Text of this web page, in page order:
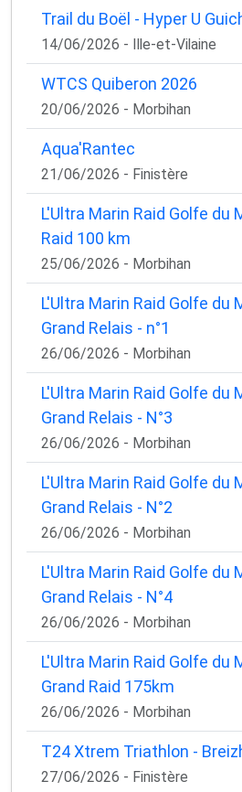
Trail du Boël - Hyper U
14/06/2026 - Ille-et-Vilaine
WTCS Quiberon 2026
20/06/2026 - Morbihan
Aqua'Rantec
21/06/2026 - Finistère
L'Ultra Marin Raid Golfe du
Raid 100 km
25/06/2026 - Morbihan
L'Ultra Marin Raid Golfe du
Grand Relais - n°1
26/06/2026 - Morbihan
L'Ultra Marin Raid Golfe du
Grand Relais - N°3
26/06/2026 - Morbihan
L'Ultra Marin Raid Golfe du
Grand Relais - N°2
26/06/2026 - Morbihan
L'Ultra Marin Raid Golfe du
Grand Relais - N°4
26/06/2026 - Morbihan
L'Ultra Marin Raid Golfe du
Grand Raid 175km
26/06/2026 - Morbihan
T24 Xtrem Triathlon -
27/06/2026 - Finistère